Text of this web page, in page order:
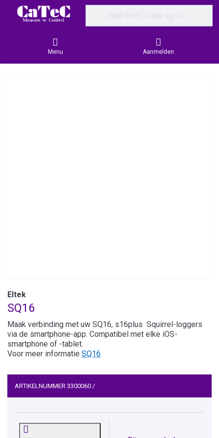
Menu Aanmelden
Eltek
SQ16
Maak verbinding met uw SQ16, s16plus Squirrel-loggers
via de smartphone-app. Compatibel met elke iOS-
smartphone of -tablet.
Voor meer informatie SQ16
ARTIKELNUMMER 3300060 /